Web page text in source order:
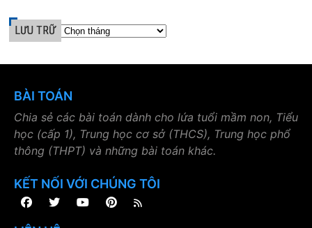
LƯU TRỮ
BÀI TOÁN
Chia sẻ các bài toán dành cho lứa tuổi mầm non, Tiểu
học (cấp 1), Trung học cơ sở (THCS), Trung học phổ
thông (THPT) và những bài toán khác.
KẾT NỐI VỚI CHÚNG TÔI